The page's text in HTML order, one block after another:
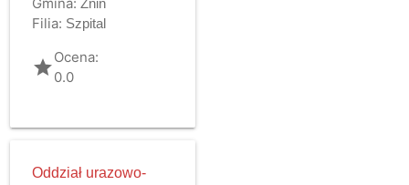
Filia: Szpital
gradeOcena:
0.0
Oddział urazowo-